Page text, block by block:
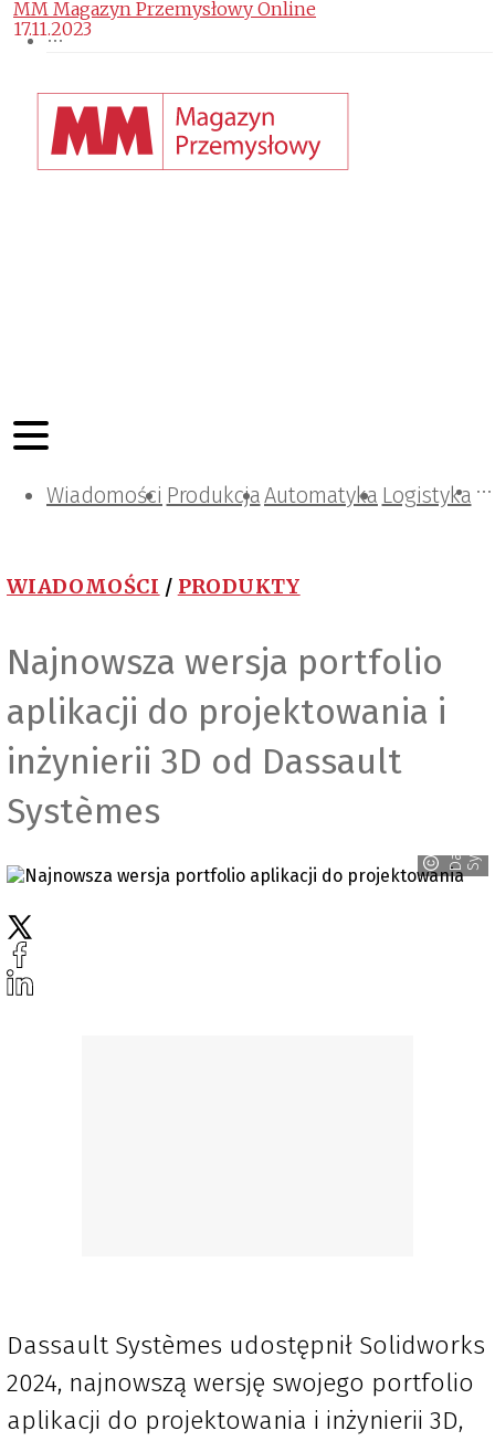
Wiadomości ProdukcjaAutomatyka Logistyka
Projektowanie i konstrukcje
Zarządzanie i IT
Tematy specjalne
WIADOMOŚCI / PRODUKTY
Najnowsza wersja portfolio
aplikacji do projektowania i
inżynierii 3D od Dassault
Systèmes
D
a
s
s
a
u
l
t
S
y
s
t
è
m
es
MM Magazyn Przemysłowy Online
17.11.2023
Dassault Systèmes udostępnił Solidworks
2024, najnowszą wersję swojego portfolio
aplikacji do projektowania i inżynierii 3D,